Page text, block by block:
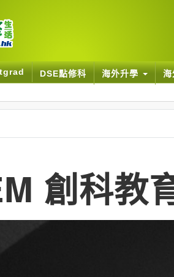
DSE點修科 海外升學
創科教